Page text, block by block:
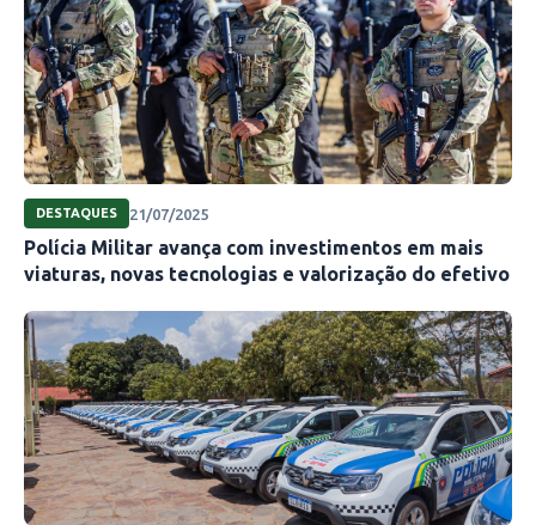
DESTAQUES 21/07/2025
Polícia Militar avança com investimentos em mais
viaturas, novas tecnologias e valorização do efetivo